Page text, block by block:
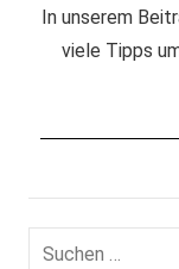
In unserem
viele Tipps